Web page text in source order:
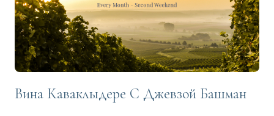
Вина Каваклыдере С Джевзой Башман